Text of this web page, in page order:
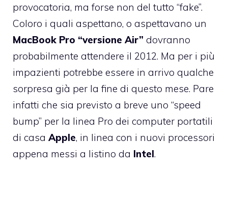
provocatoria, ma forse non del tutto “fake”.
Coloro i quali aspettano, o aspettavano un
MacBook Pro “versione Air” dovranno
probabilmente attendere il 2012. Ma per i più
impazienti potrebbe essere in arrivo qualche
sorpresa già per la fine di questo mese. Pare
infatti che sia previsto a breve uno “speed
bump” per la linea Pro dei computer portatili
di casa Apple, in linea con i nuovi processori
appena messi a listino da Intel.